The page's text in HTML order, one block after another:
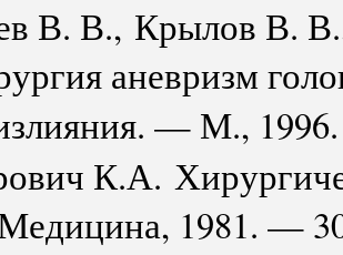
В. В., Крылов В.
аневризм
— М.,
К.А.
1981. —